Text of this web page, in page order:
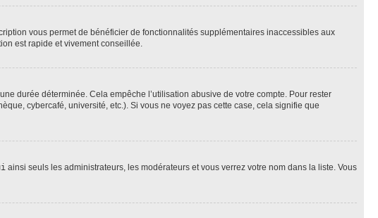
vous permet de bénéficier de fonctionnalités supplémentaires inaccessibles aux
est rapide et vivement conseillée.
durée déterminée. Cela empêche l’utilisation abusive de votre compte. Pour rester
cybercafé, université, etc.). Si vous ne voyez pas cette case, cela signifie que
ainsi seuls les administrateurs, les modérateurs et vous verrez votre nom dans la liste. Vous